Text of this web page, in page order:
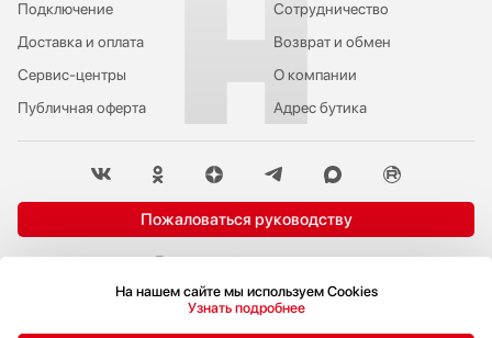
© 2009-2026 Бутик бытовой техники Hausdorf
Подключение
Публичная оферта
Сервис-центры
Доставка и оплата
Сотрудничество
Возврат и обмен
О компании
Адрес бутика
Пожаловаться руководству
Политика конфиденциальности
На нашем сайте мы используем Cookies
Узнать подробнее